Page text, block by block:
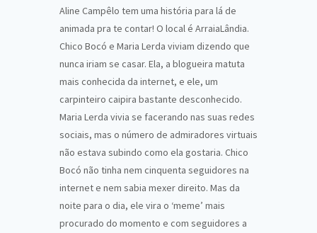
Aline Campêlo tem uma história para lá de
animada pra te contar! O local é ArraiaLândia.
Chico Bocó e Maria Lerda viviam dizendo que
nunca iriam se casar. Ela, a blogueira matuta
mais conhecida da internet, e ele, um
carpinteiro caipira bastante desconhecido.
Maria Lerda vivia se facerando nas suas redes
sociais, mas o número de admiradores virtuais
não estava subindo como ela gostaria. Chico
Bocó não tinha nem cinquenta seguidores na
internet e nem sabia mexer direito. Mas da
noite para o dia, ele vira o ‘meme’ mais
procurado do momento e com seguidores a